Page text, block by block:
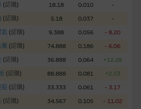
(認購) 18.18 0.010
-
(認購) 5.18 0.037
-
氣 (認購) 9.388 0.056
- 8.20
(認購) 74.888 0.186
- 6.06
(認購) 36.888 0.064
+12.28
(認購) 88.888 0.081
+2.53
(認購) 33.333 0.061
- 3.17
(認購) 34.567 0.105
- 11.02
軟件應用
載的軟件程式屬於第三者的產品。閣下使
件，須自負全責。此等軟件的使用，可能
條款約束。
內，麥格理集團概不承擔經由本網站使用
否屬於第三者)而引起的責任。麥格理集
任何聲明，也不提供任何保證，特別是在